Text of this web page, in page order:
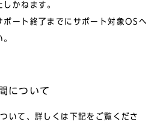
かねます。
ポート終了までにサポート対象OSへ
について
いて、詳しくは下記をご覧くださ